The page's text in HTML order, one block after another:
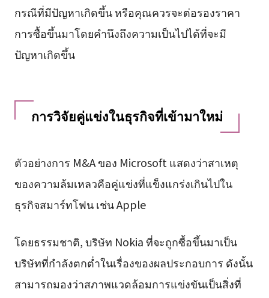
กรณีที่มีปัญหาเกิดขึ้น หรือคุณควรจะต่อรองราคา
การซื้อขึ้นมาโดยคำนึงถึงความเป็นไปได้ที่จะมี
ปัญหาเกิดขึ้น
การวิจัยคู่แข่งในธุรกิจที่เข้ามาใหม่
ตัวอย่างการ M&A ของ Microsoft แสดงว่าสาเหตุ
ของความล้มเหลวคือคู่แข่งที่แข็งแกร่งเกินไปใน
ธุรกิจสมาร์ทโฟน เช่น Apple
โดยธรรมชาติ, บริษัท Nokia ที่จะถูกซื้อขึ้นมาเป็น
บริษัทที่กำลังตกต่ำในเรื่องของผลประกอบการ ดังนั้น
สามารถมองว่าสภาพแวดล้อมการแข่งขันเป็นสิ่งที่